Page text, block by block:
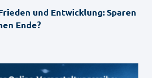
und Entwicklung: Sparen
Ende?